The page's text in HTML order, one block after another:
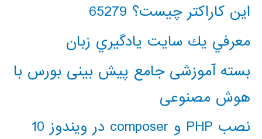
این کاراکتر چیست؟ 65279
معرفي يك سايت يادگيري زبان
بسته آموزشی جامع پیش بینی بورس با
هوش مصنوعی
نصب PHP و composer در ویندوز 10